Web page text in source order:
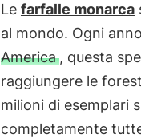
Le farfalle monarca
al mondo. Ogni
America, questa
raggiungere le
milioni di esemplari
completamente